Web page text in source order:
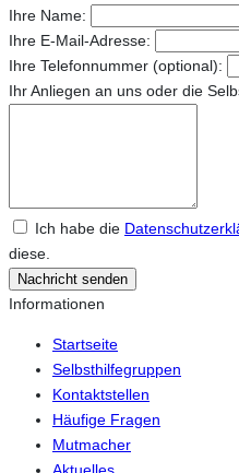
Ihre Name:
Ihre E-Mail-Adresse:
Ihre Telefonnummer (optional):
Ihr Anliegen an uns oder die
Ich habe die
diese.
Nachricht senden
Informationen
Startseite
Selbsthilfegruppen
Kontaktstellen
Häufige Fragen
Mutmacher